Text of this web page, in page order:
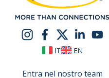
IT EN
Entra nel nostro team